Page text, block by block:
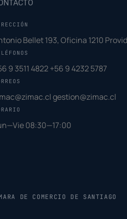
Bellet 193, Oficina 1210
9 3511 4822 +56 9 4232 5787
gestion@zimac.cl
08:30—17:00
DE COMERCIO DE SANTIAGO